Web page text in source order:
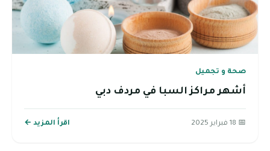
صحة و تجميل
أشهر مراكز السبا في مردف دبي
📅 18 فبراير 2025 اقرأ المزيد ←